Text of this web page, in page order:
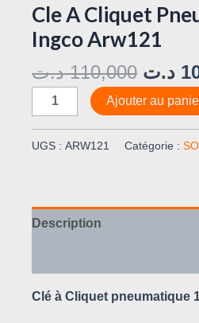
Cle A Cliquet
Ingco Arw121
110,000 د.ت د.ت
Ajouter au
UGS : ARW121 Catégorie :
Description
Clé à Cliquet pneumatique